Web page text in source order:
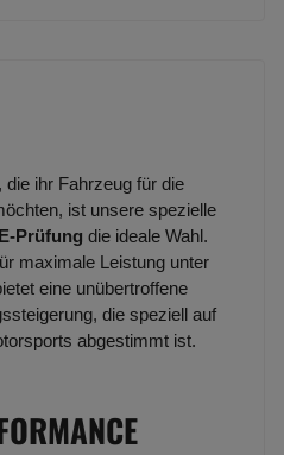
ihr Fahrzeug für die
ist unsere spezielle
Prüfung die ideale Wahl.
maximale Leistung unter
eine unübertroffene
die speziell auf
abgestimmt ist.